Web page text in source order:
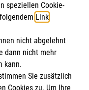
speziellen Cookie-
Link.
nicht abgelehnt
dann nicht mehr
kann.
Sie zusätzlich
Cookies zu. Um Ihre